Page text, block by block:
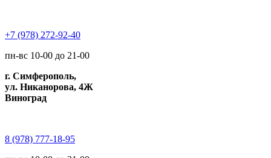
+7 (978) 272-92-40
пн-вс 10-00 до 21-00
г. Симферополь,
ул. Никанорова, 4Ж
Виноград
8 (978) 777-18-95